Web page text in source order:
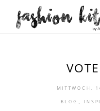
MITTWOCH,
BLOG ,